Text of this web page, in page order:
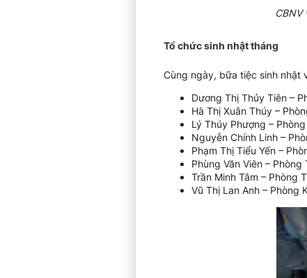
Tổ chức sinh nhật tháng
Cùng ngày, bữa tiệc sinh nhật
Dương Thị Thủy Tiên –
Hà Thị Xuân Thúy –
Lý Thúy Phượng –
Nguyễn Chính Linh –
Phạm Thị Tiểu Yến –
Phùng Văn Viên –
Trần Minh Tâm – Phòng
Vũ Thị Lan Anh – Phòng